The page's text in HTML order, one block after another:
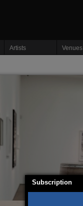
Artists Venues
Subscription